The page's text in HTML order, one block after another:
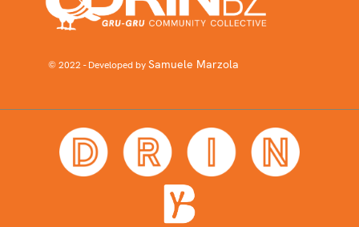
© 2022 - Developed bySamuele Marzola